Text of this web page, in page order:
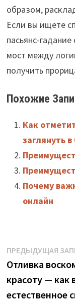
образом,
Если вы ищете
пасьянс-
мост между
получить
Похожие
Как
заглянуть
Почему
онлайн
по
записям
ПРЕДЫДУЩАЯ
Отливка
красоту — как
естественное